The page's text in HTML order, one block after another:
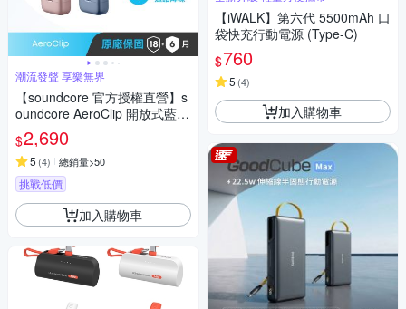
潮流發聲 享樂無界
【soundcore 官方授權直營】s
oundcore AeroClip 開放式藍牙
耳夾耳機
$2,690
5 (4) 總銷量>50
挑戰低價
加入購物車
【iWALK】第六代 5500mAh 口
袋快充行動電源 (Type-C)
$760
5 (4)
加入購物車